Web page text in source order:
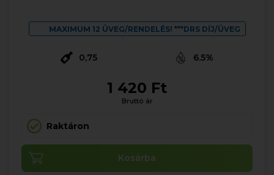
MAXIMUM 12 ÜVEG/RENDELÉS! ***DRS DÍJ/ÜVEG
0,75 6.5%
1 420 Ft
Bruttó ár
Raktáron
Kosárba